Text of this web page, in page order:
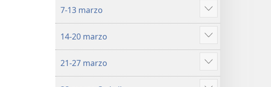
2022 Abril
7-13 marzo
Mostrar
más
14-20 marzo
Mostrar
más
21-27 marzo
Mostrar
más